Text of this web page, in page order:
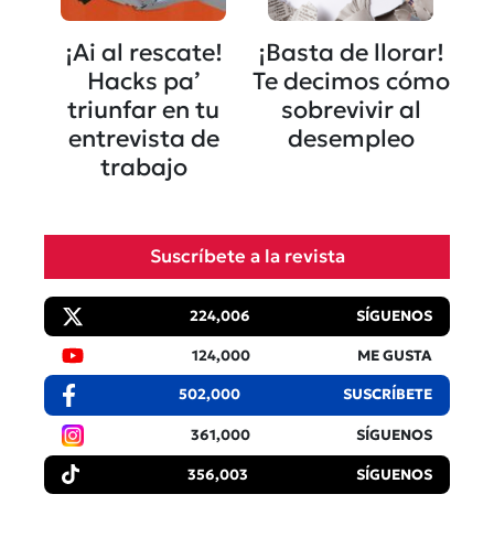
¡Ai al rescate!
Hacks pa’
triunfar en tu
entrevista de
trabajo
¡Basta de llorar!
Te decimos cómo
sobrevivir al
desempleo
Suscríbete a la revista
224,006 SÍGUENOS
124,000 ME GUSTA
502,000 SUSCRÍBETE
361,000 SÍGUENOS
356,003 SÍGUENOS